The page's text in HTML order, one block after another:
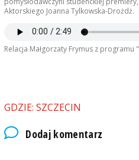
Aktorskiego Joanna Tylkowska-Drożdż.
Relacja Małgorzaty Frymus z programu
GDZIE: SZCZECIN
Dodaj komentarz